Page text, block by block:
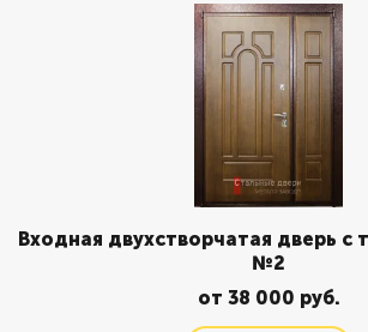
Входная двухстворчатая дверь с
№2
от 38 000 руб.